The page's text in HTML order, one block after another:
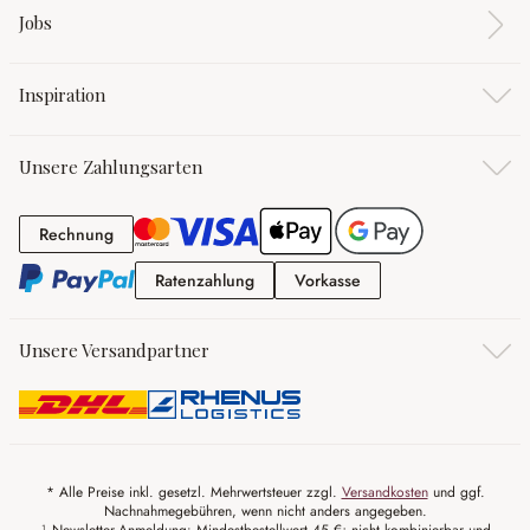
Jobs
Inspiration
Unsere Zahlungsarten
RechnungRechnung
RatenzahlungRatenzahlung
Vorkasse
Unsere Versandpartner
* Alle Preise inkl. gesetzl. Mehrwertsteuer zzgl. Versandkostenund ggf.
Nachnahmegebühren, wenn nicht anders angegeben.